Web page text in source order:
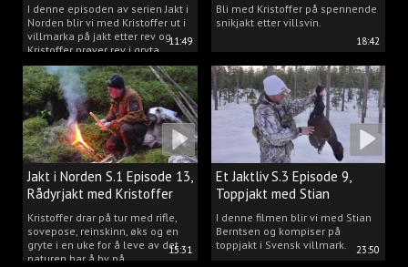
11:49
I denne episoden av serien Jakt i
Norden blir vi med Kristoffer ut i
villmarka på jakt etter rev og
Kristoffer prøver rev i gryta.
18:42
Bli med Kristoffer på spennende
snikjakt etter villsvin.
15:31
Jakt i Norden S.1 Episode 13,
Rådyrjakt med Kristoffer
Clausen
Kristoffer drar på tur med rifle,
sovepose, reinskinn, øks og en
gryte i en uke for å leve av det
naturen har å by på.
23:50
Et Jaktliv S.3 Episode 9,
Toppjakt med Stian
Berntsen
I denne filmen blir vi med Stian
Berntsen og kompiser på
toppjakt i Svensk villmark.